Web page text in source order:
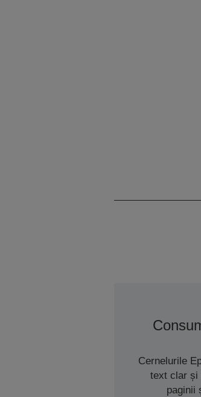
Cernelurile
text clar și
paginii